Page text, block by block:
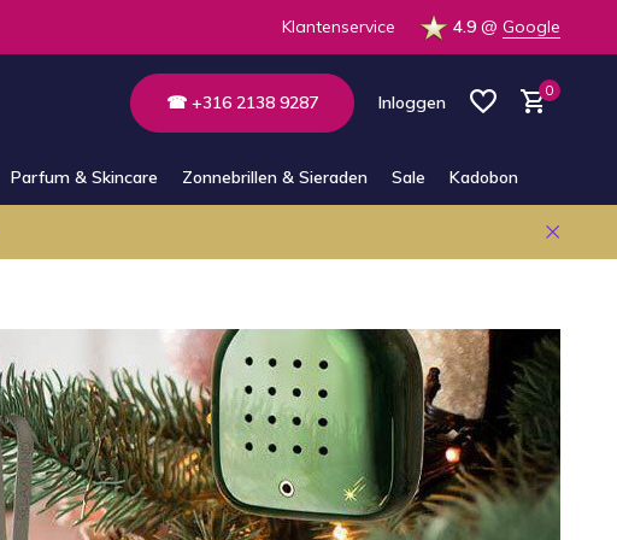
Klantenservice 4.9 @ Google
☎ +316 2138 9287 Inloggen
Account aanmaken
0
Parfum & Skincare Zonnebrillen & Sieraden Sale Kadobon